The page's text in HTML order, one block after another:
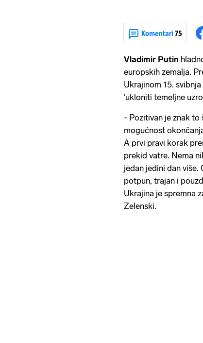
Komentari 75
Vladimir Putin
europskih zemalja.
Ukrajinom 15.
'ukloniti temeljne
- Pozitivan je znak
mogućnost
A prvi pravi korak
prekid vatre. Nema
jedan jedini dan
potpun, trajan i
Ukrajina je spremna
Zelenski.